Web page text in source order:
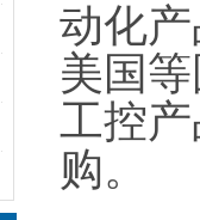
动化
美国
工控
购。